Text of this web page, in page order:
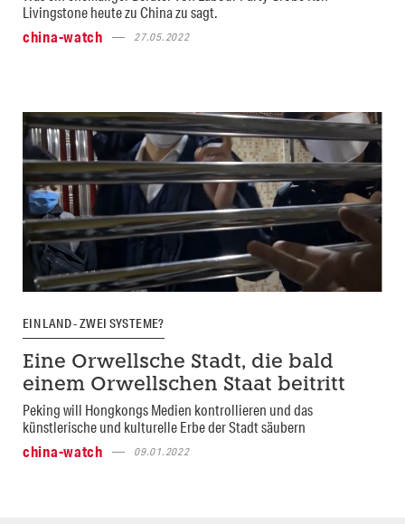
Livingstone heute zu China zu sagt.
china-watch
27.05.2022
EIN LAND - ZWEI SYSTEME?
Eine Orwellsche Stadt, die bald
einem Orwellschen Staat beitritt
Peking will Hongkongs Medien kontrollieren und das
künstlerische und kulturelle Erbe der Stadt säubern
china-watch
09.01.2022